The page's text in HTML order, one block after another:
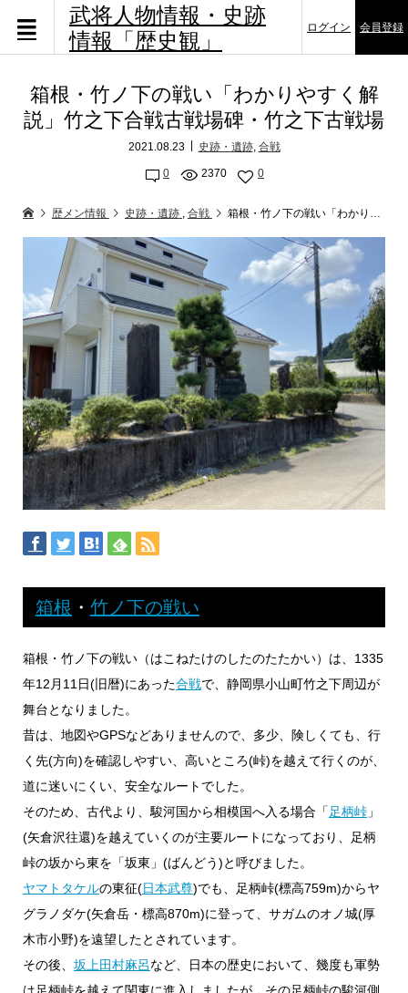
武将人物情報・史跡
情報「歴史観」
ログイン 会員登録
箱根・竹ノ下の戦い「わかりやすく解
説」竹之下合戦古戦場碑・竹之下古戦場
2021.08.23 史跡・遺跡, 合戦
0 2370 0
歴メン情報 史跡・遺跡 , 合戦 箱根・竹ノ下の戦い「わかりやすく解説」竹之下合戦古戦場碑・竹之下古戦場
箱根 ・ 竹ノ下の戦い
箱根・竹ノ下の戦い（はこねたけのしたのたたかい）は、1335
年12月11日(旧暦)にあった合戦で、静岡県小山町竹之下周辺が
舞台となりました。
昔は、地図やGPSなどありませんので、多少、険しくても、行
く先(方向)を確認しやすい、高いところ(峠)を越えて行くのが、
道に迷いにくい、安全なルートでした。
そのため、古代より、駿河国から相模国へ入る場合「足柄峠」
(矢倉沢往還)を越えていくのが主要ルートになっており、足柄
峠の坂から東を「坂東」(ばんどう)と呼びました。
ヤマトタケルの東征(日本武尊)でも、足柄峠(標高759m)からヤ
グラノダケ(矢倉岳・標高870m)に登って、サガムのオノ城(厚
木市小野)を遠望したとされています。
その後、 坂上田村麻呂など、日本の歴史において、幾度も軍勢